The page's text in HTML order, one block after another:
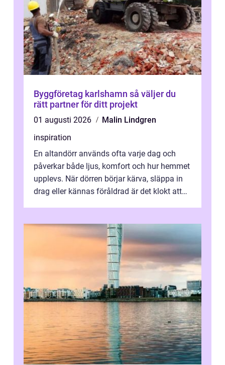
Byggföretag karlshamn så väljer du
rätt partner för ditt projekt
01 augusti 2026
Malin Lindgren
inspiration
En altandörr används ofta varje dag och
påverkar både ljus, komfort och hur hemmet
upplevs. När dörren börjar kärva, släppa in
drag eller kännas föråldrad är det klokt att